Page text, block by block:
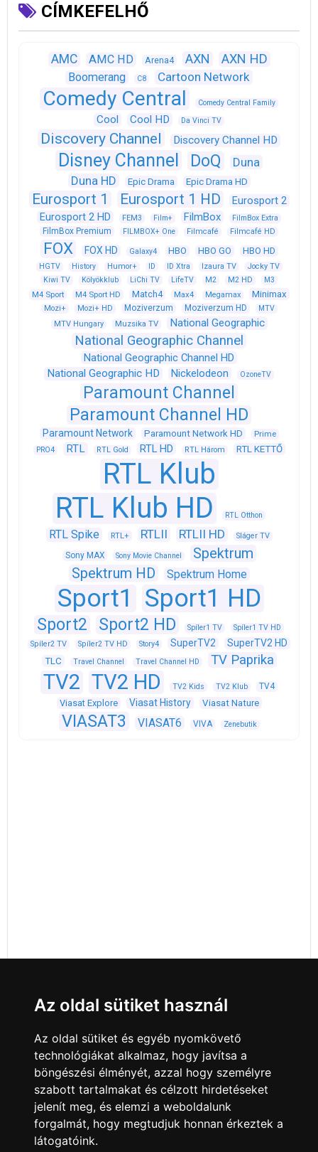
CÍMKEFELHŐ
AMC AMC HD Arena4 AXN AXN HD
Boomerang C8 Cartoon Network
Comedy Central Comedy Central Family
Cool Cool HD Da Vinci TV
Discovery Channel Discovery Channel HD
Disney Channel DoQ
Duna
Duna HD
Epic Drama Epic Drama HD
Eurosport 1 Eurosport 1 HD
Eurosport 2
Eurosport 2 HD
FEM3 Film+ FilmBox FilmBox Extra
FilmBox Premium FILMBOX+ One Filmcafé Filmcafé HD
FOX FOX HD Galaxy4 HBO HBO GO HBO HD
HGTV History Humor+ ID ID Xtra Izaura TV
Jocky TV
Kiwi TV
Kölyökklub LiChi TV LifeTV M2 M2 HD M3
M4 Sport M4 Sport HD Match4 Max4 Megamax Minimax
Mozi+ Mozi+ HD Moziverzum Moziverzum HD
MTV
MTV Hungary
Muzsika TV National Geographic
National Geographic Channel
National Geographic Channel HD
National Geographic HD
Nickelodeon OzoneTV
Paramount Channel
Paramount Channel HD
Paramount Network Paramount Network HD Prime
PRO4 RTL RTL Gold RTL HD RTL Három RTL KETTŐ
RTL Klub
RTL Klub HD
RTL Otthon
RTL Spike RTL+ RTLII RTLII HD Sláger TV
Sony MAX Sony Movie Channel
Spektrum
Spektrum HD
Spektrum Home
Sport1 Sport1 HD
Sport2 Sport2 HD Spíler1 TV
Spíler1 TV HD
Spíler2 TV
Spíler2 TV HD Story4 SuperTV2 SuperTV2 HD
TLC Travel Channel Travel Channel HD TV Paprika
TV2 TV2 HD TV2 Kids TV2 Klub TV4
Viasat Explore Viasat History Viasat Nature
VIASAT3 VIASAT6 VIVA Zenebutik
Minden jog fenntartva © 2008 - 2026
Az oldal sütiket használ
Az oldal sütiket és egyéb nyomkövető
technológiákat alkalmaz, hogy javítsa a
böngészési élményét, azzal hogy személyre
szabott tartalmakat és célzott hirdetéseket
jelenít meg, és elemzi a weboldalunk
forgalmát, hogy megtudjuk honnan érkeztek a
látogatóink.